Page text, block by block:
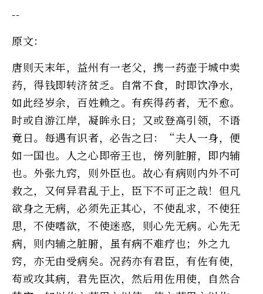
--
原文：
唐则天末年，益州有一老父，携一药壶于城中卖
药，得钱即转济贫乏。自常不食，时即饮净水，
如此经岁余，百姓赖之。有疾得药者，无不愈。
时或自游江岸，凝眸永日；又或登高引领，不语
竟日。每遇有识者，必告之曰：“夫人一身，便
如一国也。人之心即帝王也，傍列脏腑，即内辅
也。外张九窍，则外臣也。故心有病则内外不可
救之，又何异君乱于上，臣下不可正之哉！但凡
欲身之无病，必须先正其心，不使乱求，不使狂
思，不使嗜欲，不使迷惑，则心先无病。心先无
病，则内辅之脏腑，虽有病不难疗也；外之九
窍，亦无由受病矣。况药亦有君臣，有佐有使，
苟或攻其病，君先臣次，然后用佐用使，自然合